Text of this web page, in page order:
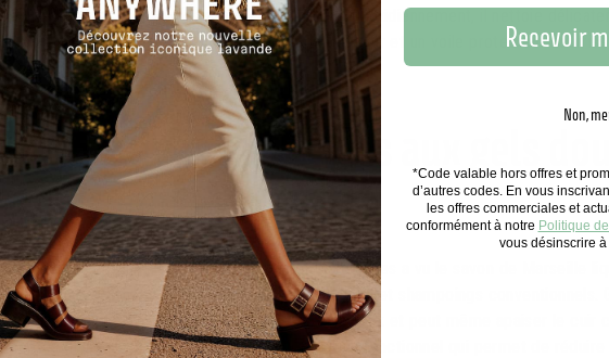
peaux sensibles ou sujettes aux allergies. Utilisé quotidiennement, il nettoie
la peau, laissant derrière lui une sensation de douceur et un voile protecteur
Alternatives naturelles aux gels
shampoings
L'engouement pour les produits naturels et biologiques a vu le savon de Marseille
comme une alternative authentique aux gels douche et shampoings conventionnels.
hypoallergénique, il convient à tous types de cheveux et peut même apaiser le cuir
adeptes du minimalisme apprécient son côté multifonctionnel qui permet de réduire
Recevoir
Non,
*Code valable hors offres et
d’autres codes. En vous
les offres commerciales et
conformément à notre Politique
vous désinscrire